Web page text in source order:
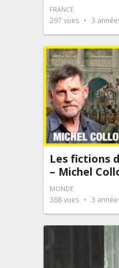
FRANCE
297 vues 3
Les fictions
– Michel
MONDE
368vues 3